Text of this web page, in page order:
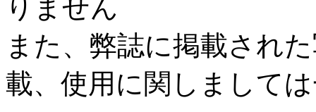
りません
また、弊誌に掲載され
載、使用に関しまして